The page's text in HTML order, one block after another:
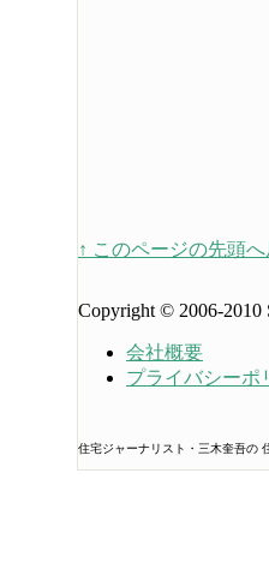
↑ このページの先頭へ
Copyright © 2006-2010
会社概要
プライバシーポ
住宅ジャーナリスト・三木奎吾の